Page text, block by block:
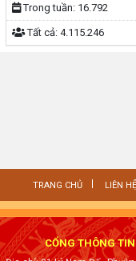
Trong tuần: 16.792
Tất cả: 4.115.246
TRANG CHỦ LIÊN
CỔNG THÔNG